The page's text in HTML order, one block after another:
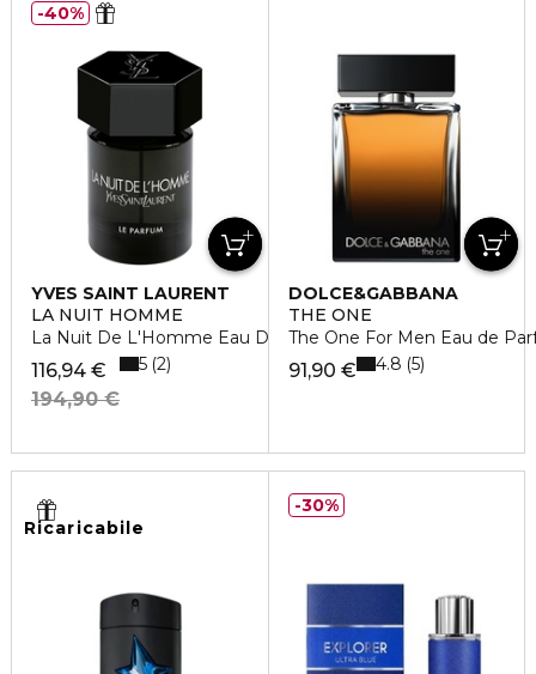
YVES SAINT LAURENT
LA NUIT HOMME
La Nuit De L'Homme Eau De Parfum
116,94 €
194,90 €
5 2
40%
DOLCE&GABBANA
THE ONE
The One For Men Eau de
91,90 € 4.8 5
Ricaricabile
30%